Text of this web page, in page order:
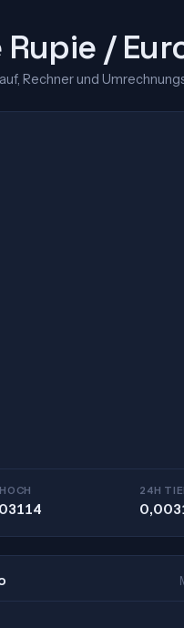
/
Rechner und
24H